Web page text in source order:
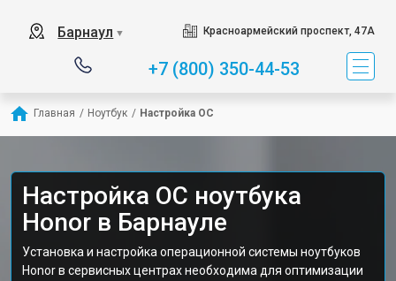
Барнаул ▼ Красноармейский проспект, 47А
+7 (800) 350-44-53
Главная / Ноутбук / Настройка ОС
Настройка ОС ноутбука
Honor в Барнауле
Установка и настройка операционной системы ноутбуков
Honor в сервисных центрах необходима для оптимизации